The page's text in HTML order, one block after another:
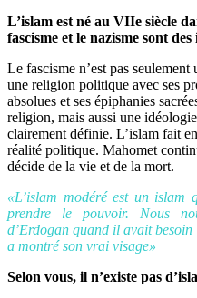
L’islam est né au VIIe siècle
fascisme et le nazisme sont
Le fascisme n’est pas
une religion politique avec ses
absolues et ses épiphanies
religion, mais aussi une
clairement définie. L’islam fait
réalité politique. Mahomet
décide de la vie et de la mort.
«L’islam modéré est un islam
prendre le pouvoir. Nous
d’Erdogan quand il avait
a montré son vrai visage»
Selon vous, il n’existe pas